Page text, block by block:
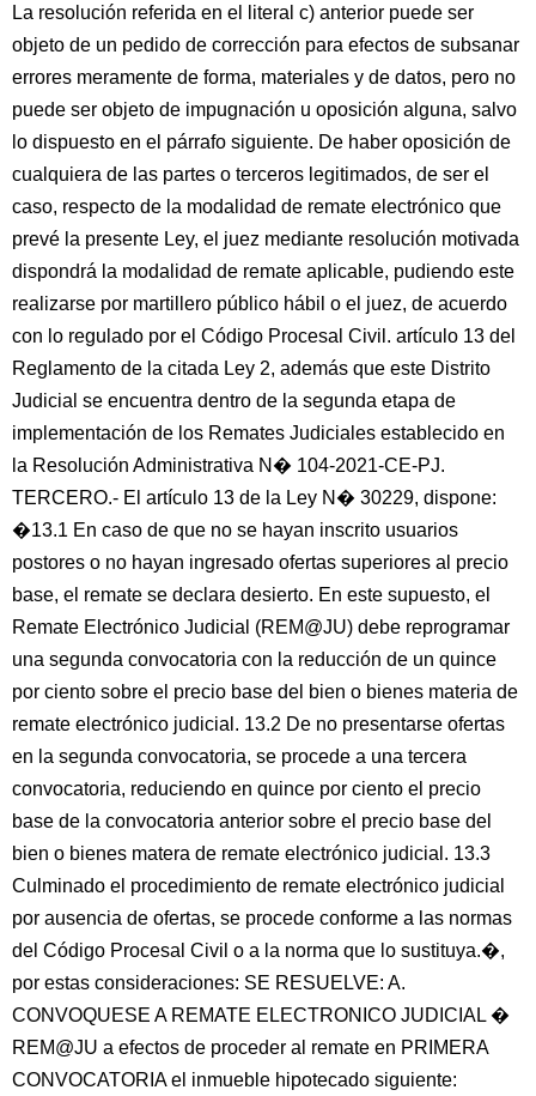
La resolución referida en el literal c) anterior puede ser
objeto de un pedido de corrección para efectos de subsanar
errores meramente de forma, materiales y de datos, pero no
puede ser objeto de impugnación u oposición alguna, salvo
lo dispuesto en el párrafo siguiente. De haber oposición de
cualquiera de las partes o terceros legitimados, de ser el
caso, respecto de la modalidad de remate electrónico que
prevé la presente Ley, el juez mediante resolución motivada
dispondrá la modalidad de remate aplicable, pudiendo este
realizarse por martillero público hábil o el juez, de acuerdo
con lo regulado por el Código Procesal Civil. artículo 13 del
Reglamento de la citada Ley 2, además que este Distrito
Judicial se encuentra dentro de la segunda etapa de
implementación de los Remates Judiciales establecido en
la Resolución Administrativa N� 104-2021-CE-PJ.
TERCERO.- El artículo 13 de la Ley N� 30229, dispone:
�13.1 En caso de que no se hayan inscrito usuarios
postores o no hayan ingresado ofertas superiores al precio
base, el remate se declara desierto. En este supuesto, el
Remate Electrónico Judicial (REM@JU) debe reprogramar
una segunda convocatoria con la reducción de un quince
por ciento sobre el precio base del bien o bienes materia de
remate electrónico judicial. 13.2 De no presentarse ofertas
en la segunda convocatoria, se procede a una tercera
convocatoria, reduciendo en quince por ciento el precio
base de la convocatoria anterior sobre el precio base del
bien o bienes matera de remate electrónico judicial. 13.3
Culminado el procedimiento de remate electrónico judicial
por ausencia de ofertas, se procede conforme a las normas
del Código Procesal Civil o a la norma que lo sustituya.�,
por estas consideraciones: SE RESUELVE: A.
CONVOQUESE A REMATE ELECTRONICO JUDICIAL �
REM@JU a efectos de proceder al remate en PRIMERA
CONVOCATORIA el inmueble hipotecado siguiente: